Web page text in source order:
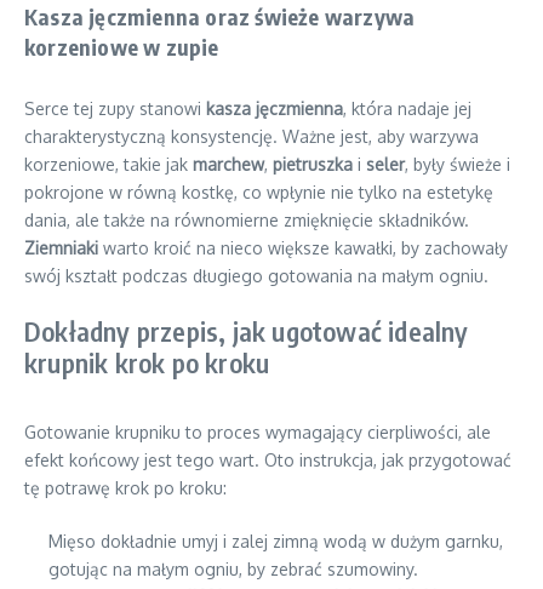
Kasza jęczmienna oraz świeże warzywa
korzeniowe w zupie
Serce tej zupy stanowi kasza jęczmienna, która nadaje jej
charakterystyczną konsystencję. Ważne jest, aby warzywa
korzeniowe, takie jak marchew, pietruszka i seler, były świeże i
pokrojone w równą kostkę, co wpłynie nie tylko na estetykę
dania, ale także na równomierne zmięknięcie składników.
Ziemniaki warto kroić na nieco większe kawałki, by zachowały
swój kształt podczas długiego gotowania na małym ogniu.
Dokładny przepis, jak ugotować idealny
krupnik krok po kroku
Gotowanie krupniku to proces wymagający cierpliwości, ale
efekt końcowy jest tego wart. Oto instrukcja, jak przygotować
tę potrawę krok po kroku:
Mięso dokładnie umyj i zalej zimną wodą w dużym garnku,
gotując na małym ogniu, by zebrać szumowiny.